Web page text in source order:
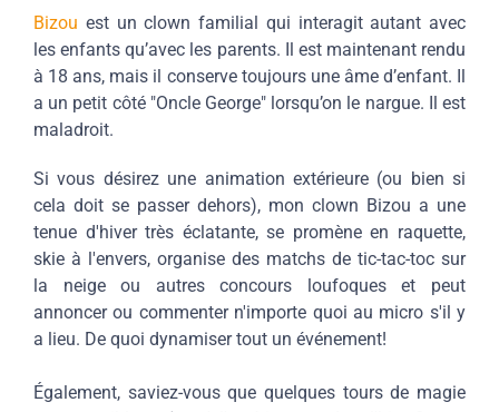
Bizou est un clown familial qui interagit autant avec
les enfants qu’avec les parents. Il est maintenant rendu
à 18 ans, mais il conserve toujours une âme d’enfant. Il
a un petit côté "Oncle George" lorsqu’on le nargue. Il est
maladroit.
Si vous désirez une animation extérieure (ou bien si
cela doit se passer dehors), mon clown Bizou a une
tenue d'hiver très éclatante, se promène en raquette,
skie à l'envers, organise des matchs de tic-tac-toc sur
la neige ou autres concours loufoques et peut
annoncer ou commenter n'importe quoi au micro s'il y
a lieu. De quoi dynamiser tout un événement!
Également, saviez-vous que quelques tours de magie